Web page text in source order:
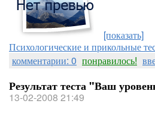
[показать]
Психологические и прикольные
комментарии: 0 понравилось!
Результат теста "Ваш
13-02-2008 21:49